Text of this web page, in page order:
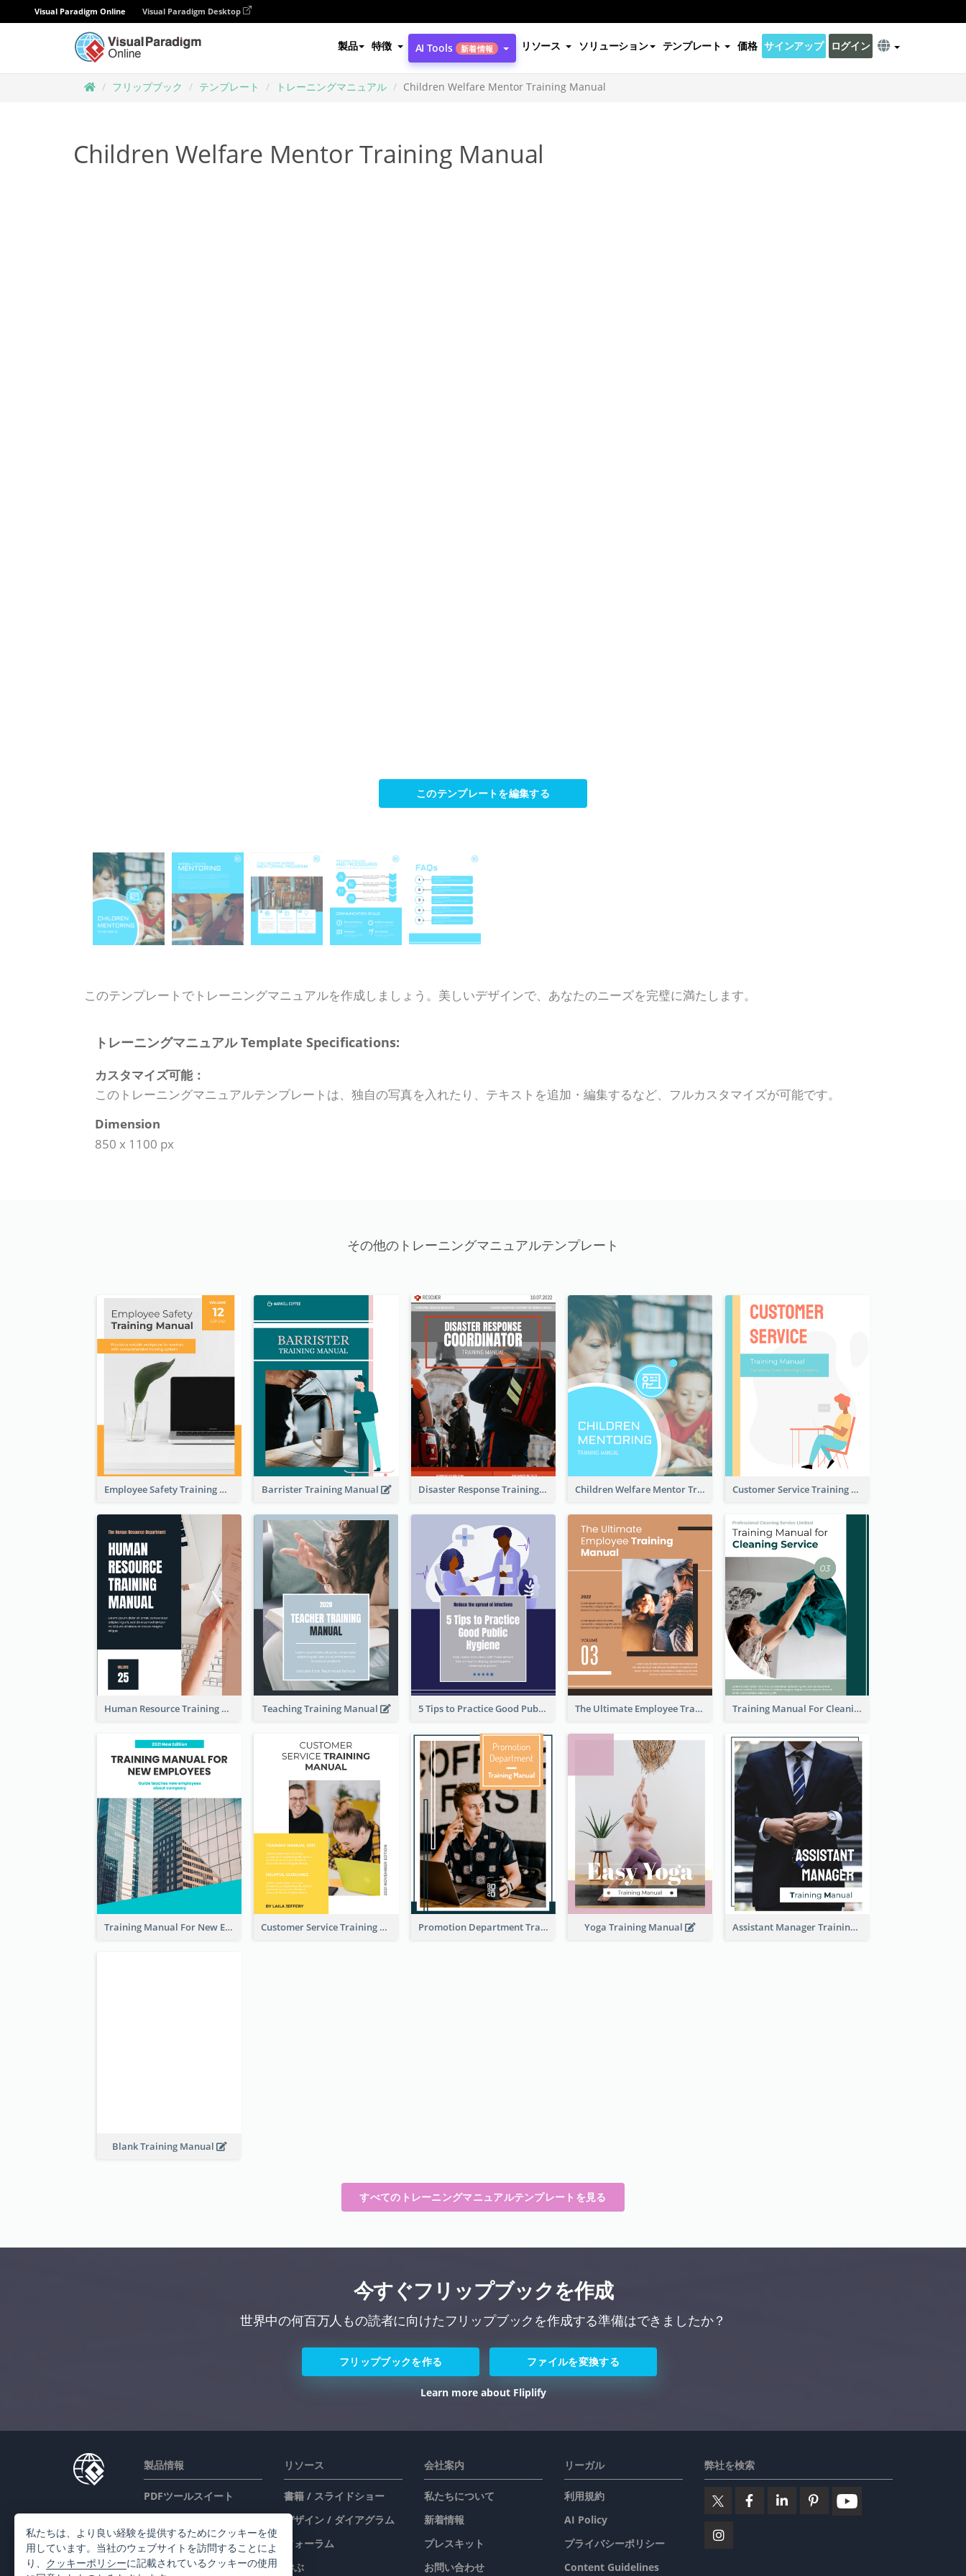
Visual Paradigm Online Visual Paradigm Desktop
製品 特徴 AI Tools 新着情報 リソース ソリューション テンプレート 価格 サインアップ ログイン
フリップブック テンプレート トレーニングマニュアル Children Welfare Mentor Training Manual
Children Welfare Mentor Training Manual
このテンプレートを編集する
このテンプレートでトレーニングマニュアルを作成しましょう。美しいデザインで、あなたのニーズを完璧に満たします。
トレーニングマニュアル Template Specifications:
カスタマイズ可能：
このトレーニングマニュアルテンプレートは、独自の写真を入れたり、テキストを追加・編集するなど、フルカスタマイズが可能です。
Dimension
850 x 1100 px
その他のトレーニングマニュアルテンプレート
Employee Safety Training Manual Barrister Training Manual Disaster Response Training Manual Children Welfare Mentor Training Manual Customer Service Training Manual
Human Resource Training Manual Teaching Training Manual 5 Tips to Practice Good Public Hygiene The Ultimate Employee Training Manual Training Manual For Cleaning Service
Training Manual For New Employee Customer Service Training Manual Promotion Department Training Manual Yoga Training Manual Assistant Manager Training Manual
Blank Training Manual
すべてのトレーニングマニュアルテンプレートを見る
今すぐフリップブックを作成
世界中の何百万人もの読者に向けたフリップブックを作成する準備はできましたか？
フリップブックを作る ファイルを変換する
Learn more about Fliplify
製品情報
PDFツールスイート
ー
ダイアグラムメーカー
リソース
書籍 / スライドショー
デザイン / ダイアグラム
フォーラム
学ぶ
会社案内
私たちについて
新着情報
プレスキット
お問い合わせ
リーガル
利用規約
AI Policy
プライバシーポリシー
Content Guidelines
弊社を検索
私たちは、より良い経験を提供するためにクッキーを使
用しています。当社のウェブサイトを訪問することによ
り、 クッキーポリシーに記載されているクッキーの使用